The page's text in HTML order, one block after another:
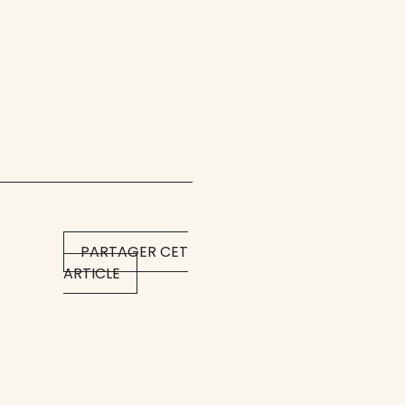
PARTAGER CET
ARTICLE